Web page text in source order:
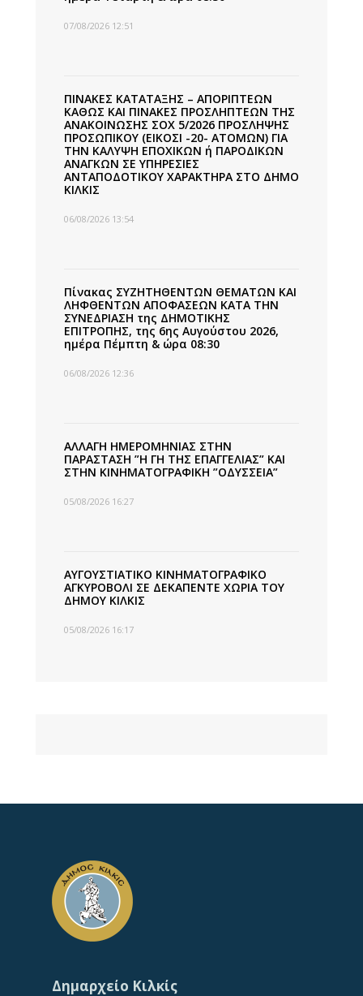
07/08/2026 12:51
ΠΙΝΑΚΕΣ ΚΑΤΑΤΑΞΗΣ – ΑΠΟΡΙΠΤΕΩΝ
ΚΑΘΩΣ ΚΑΙ ΠΙΝΑΚΕΣ ΠΡΟΣΛΗΠΤΕΩΝ ΤΗΣ
ΑΝΑΚΟΙΝΩΣΗΣ ΣΟΧ 5/2026 ΠΡΟΣΛΗΨΗΣ
ΠΡΟΣΩΠΙΚΟΥ (ΕΙΚΟΣΙ -20- ΑΤΟΜΩΝ) ΓΙΑ
ΤΗΝ ΚΑΛΥΨΗ ΕΠΟΧΙΚΩΝ ή ΠΑΡΟΔΙΚΩΝ
ΑΝΑΓΚΩΝ ΣΕ ΥΠΗΡΕΣΙΕΣ
ΑΝΤΑΠΟΔΟΤΙΚΟΥ ΧΑΡΑΚΤΗΡΑ ΣΤΟ ΔΗΜΟ
ΚΙΛΚΙΣ
06/08/2026 13:54
Πίνακας ΣΥΖΗΤΗΘΕΝΤΩΝ ΘΕΜΑΤΩΝ ΚΑΙ
ΛΗΦΘΕΝΤΩΝ ΑΠΟΦΑΣΕΩΝ ΚΑΤΑ ΤΗΝ
ΣΥΝΕΔΡΙΑΣΗ της ΔΗΜΟΤΙΚΗΣ
ΕΠΙΤΡΟΠΗΣ, της 6ης Αυγούστου 2026,
ημέρα Πέμπτη & ώρα 08:30
06/08/2026 12:36
ΑΛΛΑΓΗ ΗΜΕΡΟΜΗΝΙΑΣ ΣΤΗΝ
ΠΑΡΑΣΤΑΣΗ ”Η ΓΗ ΤΗΣ ΕΠΑΓΓΕΛΙΑΣ” ΚΑΙ
ΣΤΗΝ ΚΙΝΗΜΑΤΟΓΡΑΦΙΚΗ ”ΟΔΥΣΣΕΙΑ”
05/08/2026 16:27
ΑΥΓΟΥΣΤΙΑΤΙΚΟ ΚΙΝΗΜΑΤΟΓΡΑΦΙΚΟ
ΑΓΚΥΡΟΒΟΛΙ ΣΕ ΔΕΚΑΠΕΝΤΕ ΧΩΡΙΑ ΤΟΥ
ΔΗΜΟΥ ΚΙΛΚΙΣ
05/08/2026 16:17
Δημαρχείο Κιλκίς